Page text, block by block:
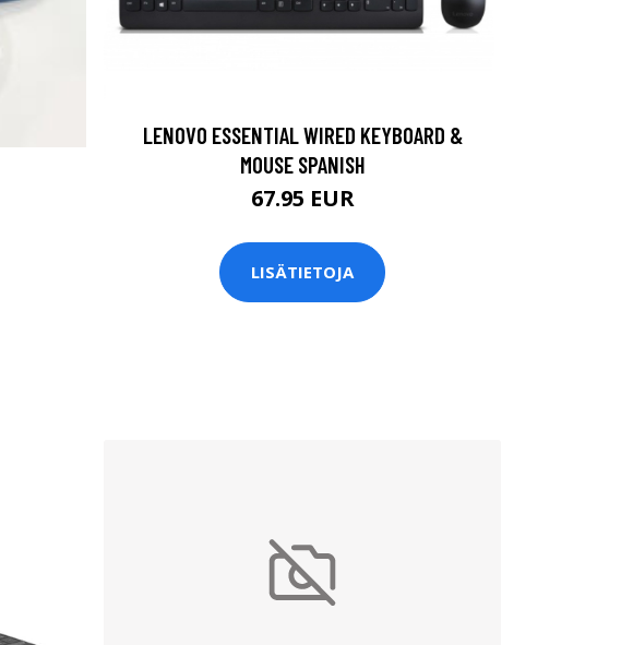
LENOVO ESSENTIAL WIRED KEYBOARD &
MOUSE SPANISH
67.95 EUR
LISÄTIETOJA